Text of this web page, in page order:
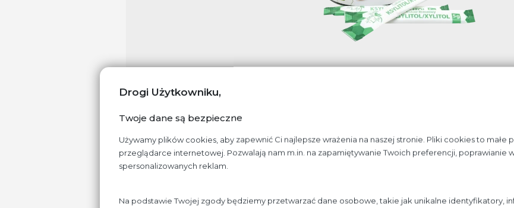
Drogi Użytkowniku,
Twoje dane są bezpieczne
Używamy plików cookies, aby zapewnić Ci najlepsze wrażenia na naszej stronie. Pliki cookies to
przeglądarce internetowej. Pozwalają nam m.in. na zapamiętywanie Twoich preferencji, poprawianie
spersonalizowanych reklam.
Na podstawie Twojej zgody będziemy przetwarzać dane osobowe, takie jak unikalne identyfikatory,
stosunkowo prostą metodą, pozbawioną użycia kwasów czy grzybów, które
z kory brzozowej. Ksylitol nie fermentuje w przewodzie pokarmowym.
jak i w przemyśle spożywczym jako zamiennik cukru ze
próchnicotwórczego.